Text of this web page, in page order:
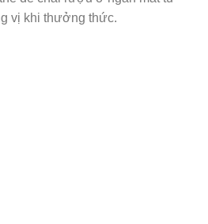
vị khi thưởng thức.